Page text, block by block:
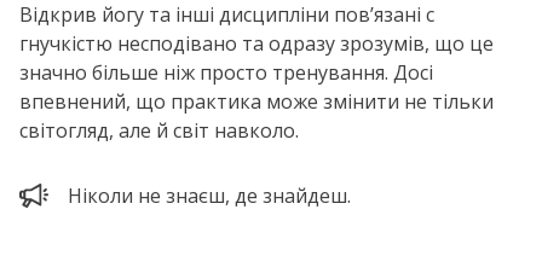
Відкрив йогу та інші дисципліни пов’язані с
гнучкістю несподівано та одразу зрозумів, що це
значно більше ніж просто тренування. Досі
впевнений, що практика може змінити не тільки
світогляд, але й світ навколо.
Ніколи не знаєш, де знайдеш.